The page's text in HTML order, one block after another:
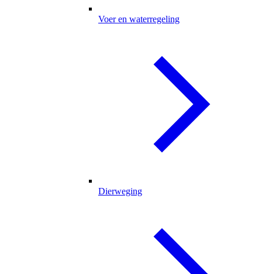
Voer en waterregeling
Dierweging